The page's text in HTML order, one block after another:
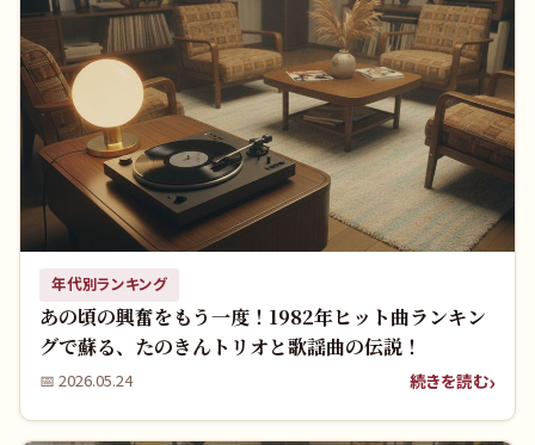
年代別ランキング
あの頃の興奮をもう一度！1982年ヒット曲ランキン
グで蘇る、たのきんトリオと歌謡曲の伝説！
📅 2026.05.24 続きを読む